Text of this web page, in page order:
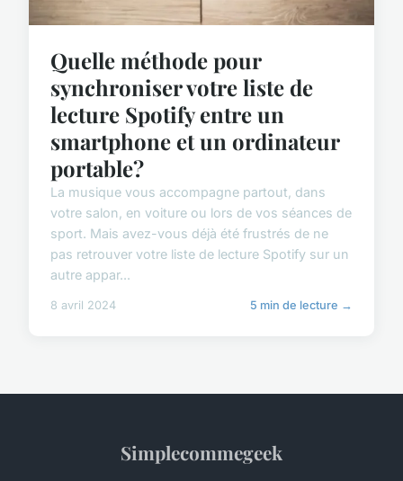
Quelle méthode pour
synchroniser votre liste de
lecture Spotify entre un
smartphone et un ordinateur
portable?
La musique vous accompagne partout, dans
votre salon, en voiture ou lors de vos séances de
sport. Mais avez-vous déjà été frustrés de ne
pas retrouver votre liste de lecture Spotify sur un
autre appar...
8 avril 2024 5 min de lecture →
Simplecommegeek